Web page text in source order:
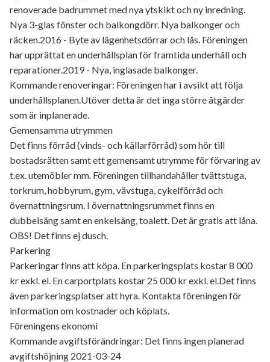
renoverade badrummet med nya ytskikt och ny inredning.
Nya 3-glas fönster och balkongdörr. Nya balkonger och
räcken.2016 - Byte av lägenhetsdörrar och lås. Föreningen
har upprättat en underhållsplan för framtida underhåll och
reparationer.2019 - Nya, inglasade balkonger.
Kommande renoveringar: Föreningen har i avsikt att följa
underhållsplanen.Utöver detta är det inga större åtgärder
som är inplanerade.
Gemensamma utrymmen
Det finns förråd (vinds- och källarförråd) som hör till
bostadsrätten samt ett gemensamt utrymme för förvaring av
t.ex. utemöbler mm. Föreningen tillhandahåller tvättstuga,
torkrum, hobbyrum, gym, vävstuga, cykelförråd och
övernattningsrum. I övernattningsrummet finns en
dubbelsäng samt en enkelsäng, toalett. Det är gratis att låna.
OBS! Det finns ej dusch.
Parkering
Parkeringar finns att köpa. En parkeringsplats kostar 8 000
kr exkl. el. En carportplats kostar 25 000 kr exkl. el.Det finns
även parkeringsplatser att hyra. Kontakta föreningen för
information om kostnader och köplats.
Föreningens ekonomi
Kommande avgiftsförändringar: Det finns ingen planerad
avgiftshöjning 2021-03-24